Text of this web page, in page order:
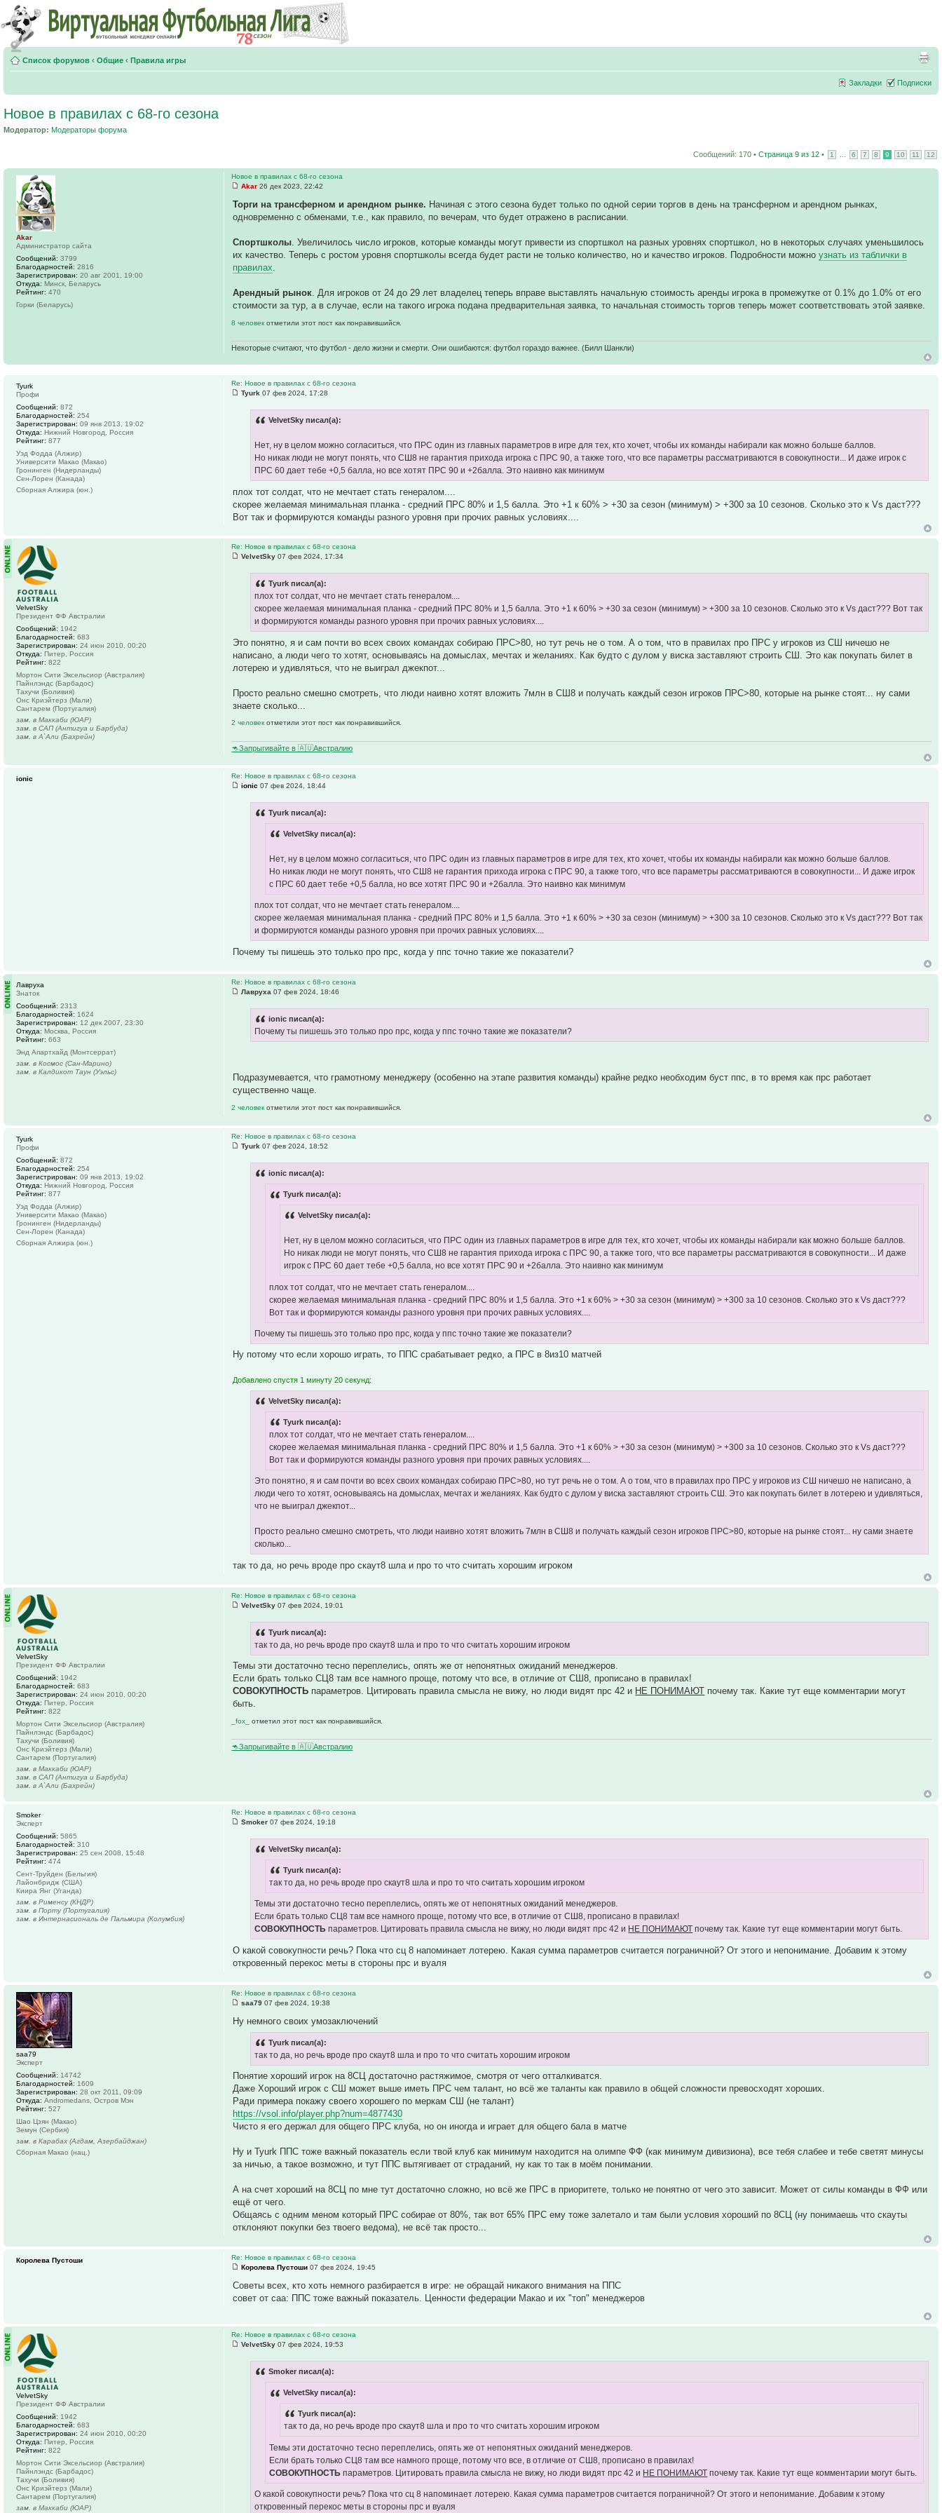
Список форумов ‹ Общие ‹ Правила игры
Закладки Подписки
Новое в правилах с 68-го сезона
Модератор: Модераторы форума
Сообщений: 170 • Страница 9 из 12 • 1 6 7 8 9 10 11 12
Новое в правилах с 68-го сезона
Akar 26 дек 2023, 22:42
Торги на трансферном и арендном рынке. Начиная с этого сезона будет только по одной серии торгов в день на трансферном и арендном рынках,
одновременно с обменами, т.е., как правило, по вечерам, что будет отражено в расписании.
Спортшколы . Увеличилось число игроков, которые команды могут привести из спортшкол на разных уровнях спортшкол, но в некоторых случаях уменьшилось
их качество. Теперь с ростом уровня спортшколы всегда будет расти не только количество, но и качество игроков. Подробности можноузнать из таблички в
правилах
Арендный рынок . Для игроков от 24 до 29 лет владелец теперь вправе выставлять начальную стоимость аренды игрока в промежутке от 0.1% до 1.0% от его
стоимости за тур, а в случае, если на такого игрока подана предварительная заявка, то начальная стоимость торгов теперь может соответствовать этой заявке.
8 человекотметили этот пост как понравившийся.
Некоторые считают, что футбол - дело жизни и смерти. Они ошибаются: футбол гораздо важнее. (Билл Шанкли)
Akar
Администратор сайта
Сообщений: 3799
Благодарностей: 2816
Зарегистрирован: 20 авг 2001, 19:00
Откуда: Минск, Беларусь
Рейтинг: 470
Горки (Беларусь)
Re: Новое в правилах с 68-го сезона
Tyurk 07 фев 2024, 17:28
VelvetSky писал(а):
Нет, ну в целом можно согласиться, что ПРС один из главных параметров в игре для тех, кто хочет, чтобы их команды набирали как можно больше баллов.
Но никак люди не могут понять, что СШ8 не гарантия прихода игрока с ПРС 90, а также того, что все параметры рассматриваются в совокупности... И даже игрок с
ПРС 60 дает тебе +0,5 балла, но все хотят ПРС 90 и +2балла. Это наивно как минимум
плох тот солдат, что не мечтает стать генералом....
скорее желаемая минимальная планка - средний ПРС 80% и 1,5 балла. Это +1 к 60% > +30 за сезон (минимум) > +300 за 10 сезонов. Сколько это к Vs даст???
Вот так и формируются команды разного уровня при прочих равных условиях....
Tyurk
Профи
Сообщений: 872
Благодарностей: 254
Зарегистрирован: 09 янв 2013, 19:02
Откуда: Нижний Новгород, Россия
Рейтинг: 877
Уэд Фодда (Алжир)
Университи Макао (Макао)
Гронинген (Нидерланды)
Сен-Лорен (Канада)
Сборная Алжира (юн.)
Re: Новое в правилах с 68-го сезона
VelvetSky 07 фев 2024, 17:34
Tyurk писал(а):
плох тот солдат, что не мечтает стать генералом....
скорее желаемая минимальная планка - средний ПРС 80% и 1,5 балла. Это +1 к 60% > +30 за сезон (минимум) > +300 за 10 сезонов. Сколько это к Vs даст??? Вот так
и формируются команды разного уровня при прочих равных условиях....
Это понятно, я и сам почти во всех своих командах собираю ПРС>80, но тут речь не о том. А о том, что в правилах про ПРС у игроков из СШ ничешо не
написано, а люди чего то хотят, основываясь на домыслах, мечтах и желаниях. Как будто с дулом у виска заставляют строить СШ. Это как покупать билет в
лотерею и удивляться, что не выиграл джекпот...
Просто реально смешно смотреть, что люди наивно хотят вложить 7млн в СШ8 и получать каждый сезон игроков ПРС>80, которые на рынке стоят... ну сами
знаете сколько...
2 человекотметили этот пост как понравившийся.
🦘Запрыгивайте в 🇦🇺Австралию
VelvetSky
Президент ФФ Австралии
Сообщений: 1942
Благодарностей: 683
Зарегистрирован: 24 июн 2010, 00:20
Откуда: Питер, Россия
Рейтинг: 822
Мортон Сити Эксельсиор (Австралия)
Пайнлэндс (Барбадос)
Тахучи (Боливия)
Онс Криэйтерз (Мали)
Сантарем (Португалия)
зам. в Маккаби (ЮАР)
зам. в САП (Антигуа и Барбуда)
зам. в А`Али (Бахрейн)
Re: Новое в правилах с 68-го сезона
ionic 07 фев 2024, 18:44
Tyurk писал(а):
VelvetSky писал(а):
Нет, ну в целом можно согласиться, что ПРС один из главных параметров в игре для тех, кто хочет, чтобы их команды набирали как можно больше баллов.
Но никак люди не могут понять, что СШ8 не гарантия прихода игрока с ПРС 90, а также того, что все параметры рассматриваются в совокупности... И даже игрок
с ПРС 60 дает тебе +0,5 балла, но все хотят ПРС 90 и +2балла. Это наивно как минимум
плох тот солдат, что не мечтает стать генералом....
скорее желаемая минимальная планка - средний ПРС 80% и 1,5 балла. Это +1 к 60% > +30 за сезон (минимум) > +300 за 10 сезонов. Сколько это к Vs даст??? Вот так
и формируются команды разного уровня при прочих равных условиях....
Почему ты пишешь это только про прс, когда у ппс точно такие же показатели?
ionic
Re: Новое в правилах с 68-го сезона
Лавруха 07 фев 2024, 18:46
ionic писал(а):
Почему ты пишешь это только про прс, когда у ппс точно такие же показатели?
Подразумевается, что грамотному менеджеру (особенно на этапе развития команды) крайне редко необходим буст ппс, в то время как прс работает
существенно чаще.
2 человекотметили этот пост как понравившийся.
Лавруха
Знаток
Сообщений: 2313
Благодарностей: 1624
Зарегистрирован: 12 дек 2007, 23:30
Откуда: Москва, Россия
Рейтинг: 663
Энд Апартхайд (Монтсеррат)
зам. в Космос (Сан-Марино)
зам. в Калдикот Таун (Уэльс)
Re: Новое в правилах с 68-го сезона
Tyurk 07 фев 2024, 18:52
ionic писал(а):
Tyurk писал(а):
VelvetSky писал(а):
Нет, ну в целом можно согласиться, что ПРС один из главных параметров в игре для тех, кто хочет, чтобы их команды набирали как можно больше баллов.
Но никак люди не могут понять, что СШ8 не гарантия прихода игрока с ПРС 90, а также того, что все параметры рассматриваются в совокупности... И даже
игрок с ПРС 60 дает тебе +0,5 балла, но все хотят ПРС 90 и +2балла. Это наивно как минимум
плох тот солдат, что не мечтает стать генералом....
скорее желаемая минимальная планка - средний ПРС 80% и 1,5 балла. Это +1 к 60% > +30 за сезон (минимум) > +300 за 10 сезонов. Сколько это к Vs даст???
Вот так и формируются команды разного уровня при прочих равных условиях....
Почему ты пишешь это только про прс, когда у ппс точно такие же показатели?
Ну потому что если хорошо играть, то ППС срабатывает редко, а ПРС в 8из10 матчей
Добавлено спустя 1 минуту 20 секунд:
VelvetSky писал(а):
Tyurk писал(а):
плох тот солдат, что не мечтает стать генералом....
скорее желаемая минимальная планка - средний ПРС 80% и 1,5 балла. Это +1 к 60% > +30 за сезон (минимум) > +300 за 10 сезонов. Сколько это к Vs даст???
Вот так и формируются команды разного уровня при прочих равных условиях....
Это понятно, я и сам почти во всех своих командах собираю ПРС>80, но тут речь не о том. А о том, что в правилах про ПРС у игроков из СШ ничешо не написано, а
люди чего то хотят, основываясь на домыслах, мечтах и желаниях. Как будто с дулом у виска заставляют строить СШ. Это как покупать билет в лотерею и удивляться,
что не выиграл джекпот...
Просто реально смешно смотреть, что люди наивно хотят вложить 7млн в СШ8 и получать каждый сезон игроков ПРС>80, которые на рынке стоят... ну сами знаете
сколько...
так то да, но речь вроде про скаут8 шла и про то что считать хорошим игроком
Tyurk
Профи
Сообщений: 872
Благодарностей: 254
Зарегистрирован: 09 янв 2013, 19:02
Откуда: Нижний Новгород, Россия
Рейтинг: 877
Уэд Фодда (Алжир)
Университи Макао (Макао)
Гронинген (Нидерланды)
Сен-Лорен (Канада)
Сборная Алжира (юн.)
Re: Новое в правилах с 68-го сезона
VelvetSky 07 фев 2024, 19:01
Tyurk писал(а):
так то да, но речь вроде про скаут8 шла и про то что считать хорошим игроком
Темы эти достаточно тесно переплелись, опять же от непонятных ожиданий менеджеров.
Если брать только СЦ8 там все намного проще, потому что все, в отличие от СШ8, прописано в правилах!
СОВОКУПНОСТЬ параметров. Цитировать правила смысла не вижу, но люди видят прс 42 и НЕ ПОНИМАЮТ почему так. Какие тут еще комментарии могут
быть.
_fox_отметил этот пост как понравившийся.
🦘Запрыгивайте в 🇦🇺Австралию
VelvetSky
Президент ФФ Австралии
Сообщений: 1942
Благодарностей: 683
Зарегистрирован: 24 июн 2010, 00:20
Откуда: Питер, Россия
Рейтинг: 822
Мортон Сити Эксельсиор (Австралия)
Пайнлэндс (Барбадос)
Тахучи (Боливия)
Онс Криэйтерз (Мали)
Сантарем (Португалия)
зам. в Маккаби (ЮАР)
зам. в САП (Антигуа и Барбуда)
зам. в А`Али (Бахрейн)
Re: Новое в правилах с 68-го сезона
Smoker 07 фев 2024, 19:18
VelvetSky писал(а):
Tyurk писал(а):
так то да, но речь вроде про скаут8 шла и про то что считать хорошим игроком
Темы эти достаточно тесно переплелись, опять же от непонятных ожиданий менеджеров.
Если брать только СЦ8 там все намного проще, потому что все, в отличие от СШ8, прописано в правилах!
СОВОКУПНОСТЬ параметров. Цитировать правила смысла не вижу, но люди видят прс 42 и НЕ ПОНИМАЮТ почему так. Какие тут еще комментарии могут быть.
О какой совокупности речь? Пока что сц 8 напоминает лотерею. Какая сумма параметров считается пограничной? От этого и непонимание. Добавим к этому
откровенный перекос меты в стороны прс и вуаля
Smoker
Эксперт
Сообщений: 5865
Благодарностей: 310
Зарегистрирован: 25 сен 2008, 15:48
Рейтинг: 474
Сент-Труйден (Бельгия)
Лайонбридж (США)
Киира Янг (Уганда)
зам. в Рименсу (КНДР)
зам. в Порту (Португалия)
зам. в Интернасиональ де Пальмира (Колумбия)
Re: Новое в правилах с 68-го сезона
saa79 07 фев 2024, 19:38
Ну немного своих умозаключений
Tyurk писал(а):
так то да, но речь вроде про скаут8 шла и про то что считать хорошим игроком
Понятие хороший игрок на 8СЦ достаточно растяжимое, смотря от чего отталкиватся.
Даже Хороший игрок с СШ может выше иметь ПРС чем талант, но всё же таланты как правило в общей сложности превосходят хороших.
Ради примера покажу своего хорошего по меркам СШ (не талант)
https://vsol.info/player.php?num=4877430
Чисто я его держал для общего ПРС клуба, но он иногда и играет для общего бала в матче
Ну и Tyurk ППС тоже важный показатель если твой клуб как минимум находится на олимпе ФФ (как минимум дивизиона), все тебя слабее и тебе светят минусы
за ничью, а такое возможно, и тут ППС вытягивает от страданий, ну как то так в моём понимании.
А на счет хороший на 8СЦ по мне тут достаточно сложно, но всё же ПРС в приоритете, только не понятно от чего это зависит. Может от силы команды в ФФ или
ещё от чего.
Общаясь с одним меном который ПРС собирае от 80%, так вот 65% ПРС ему тоже залетало и там были условия хороший по 8СЦ (ну понимаешь что скауты
отклоняют покупки без твоего ведома), не всё так просто...
saa79
Эксперт
Сообщений: 14742
Благодарностей: 1609
Зарегистрирован: 28 окт 2011, 09:09
Откуда: Andromedans, Остров Мэн
Рейтинг: 527
Шао Цзян (Макао)
Земун (Сербия)
зам. в Карабах (Агдам, Азербайджан)
Сборная Макао (нац.)
Re: Новое в правилах с 68-го сезона
Королева Пустоши 07 фев 2024, 19:45
Советы всех, кто хоть немного разбирается в игре: не обращай никакого внимания на ППС
совет от саа: ППС тоже важный показатель. Ценности федерации Макао и их "топ" менеджеров
Королева Пустоши
Re: Новое в правилах с 68-го сезона
VelvetSky 07 фев 2024, 19:53
Smoker писал(а):
VelvetSky писал(а):
Tyurk писал(а):
так то да, но речь вроде про скаут8 шла и про то что считать хорошим игроком
Темы эти достаточно тесно переплелись, опять же от непонятных ожиданий менеджеров.
Если брать только СЦ8 там все намного проще, потому что все, в отличие от СШ8, прописано в правилах!
СОВОКУПНОСТЬ параметров. Цитировать правила смысла не вижу, но люди видят прс 42 и НЕ ПОНИМАЮТ почему так. Какие тут еще комментарии могут быть.
О какой совокупности речь? Пока что сц 8 напоминает лотерею. Какая сумма параметров считается пограничной? От этого и непонимание. Добавим к этому
откровенный перекос меты в стороны прс и вуаля
VelvetSky
Президент ФФ Австралии
Сообщений: 1942
Благодарностей: 683
Зарегистрирован: 24 июн 2010, 00:20
Откуда: Питер, Россия
Рейтинг: 822
Мортон Сити Эксельсиор (Австралия)
Пайнлэндс (Барбадос)
Тахучи (Боливия)
Онс Криэйтерз (Мали)
Сантарем (Португалия)
зам. в Маккаби (ЮАР)